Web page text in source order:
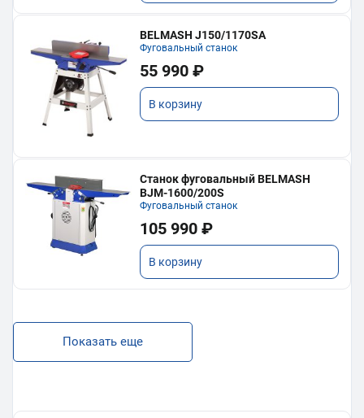
BELMASH J150/1170SA
Фуговальный станок
55 990 ₽
В корзину
Станок фуговальный BELMASH
BJM-1600/200S
Фуговальный станок
105 990 ₽
В корзину
Показать еще